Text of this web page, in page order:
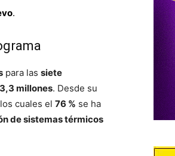
.
para las siete
millones. Desde su
cuales el 76 % se ha
de sistemas térmicos